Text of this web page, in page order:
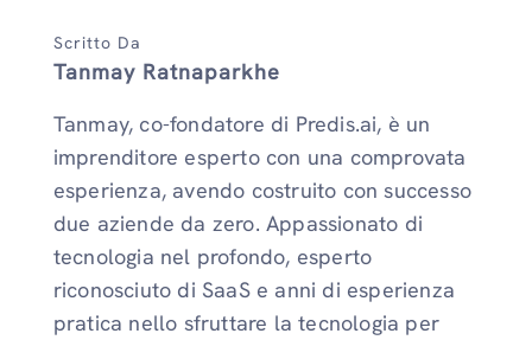
Scritto Da
Tanmay Ratnaparkhe
Tanmay, co-fondatore di Predis.ai, è un
imprenditore esperto con una comprovata
esperienza, avendo costruito con successo
due aziende da zero. Appassionato di
tecnologia nel profondo, esperto
riconosciuto di SaaS e anni di esperienza
pratica nello sfruttare la tecnologia per